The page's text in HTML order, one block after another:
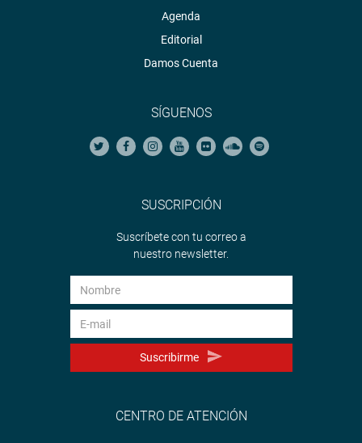
Agenda
Editorial
Damos Cuenta
SÍGUENOS
SUSCRIPCIÓN
Suscríbete con tu correo a
nuestro newsletter.
Suscribirme
CENTRO DE ATENCIÓN